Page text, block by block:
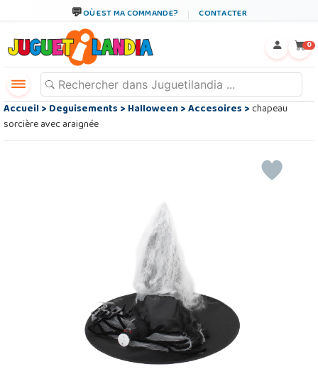
OÙ EST MA COMMANDE? CONTACTER
0
Accueil>Deguisements>Halloween>Accesoires>chapeau
sorcière avec araignée